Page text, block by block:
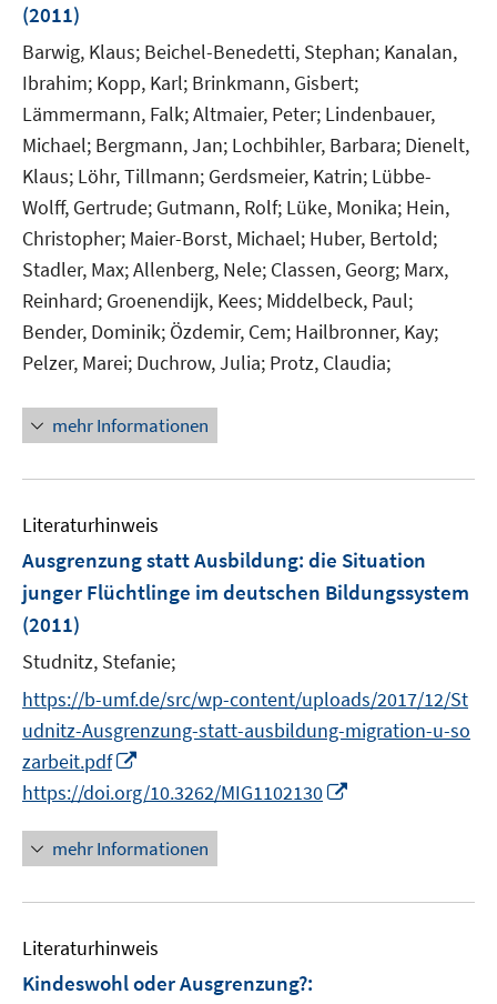
(2011)
Barwig, Klaus; Beichel-Benedetti, Stephan; Kanalan,
Ibrahim; Kopp, Karl; Brinkmann, Gisbert;
Lämmermann, Falk;Altmaier, Peter; Lindenbauer,
Michael; Bergmann, Jan; Lochbihler, Barbara; Dienelt,
Klaus; Löhr, Tillmann; Gerdsmeier, Katrin; Lübbe-
Wolff, Gertrude; Gutmann, Rolf; Lüke, Monika; Hein,
Christopher; Maier-Borst, Michael; Huber, Bertold;
Stadler, Max;Allenberg, Nele; Classen, Georg; Marx,
Reinhard; Groenendijk, Kees; Middelbeck, Paul;
Bender, Dominik; Özdemir, Cem; Hailbronner, Kay;
Pelzer, Marei; Duchrow, Julia; Protz, Claudia;
mehr Informationen
Literaturhinweis
Ausgrenzung statt Ausbildung: die Situation
junger Flüchtlinge im deutschen Bildungssystem
(2011)
Studnitz, Stefanie;
https://b-umf.de/src/wp-content/uploads/2017/12/St
udnitz-Ausgrenzung-statt-ausbildung-migration-u-so
zarbeit.pdf
n
n
e
u
F
n
https://doi.org/10.3262/MIG1102130
u
mehr Informationen
Literaturhinweis
Kindeswohl oder Ausgrenzung?: